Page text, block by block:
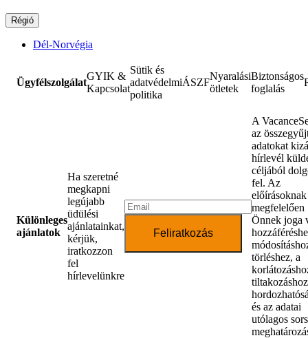
Régió
Dél-Norvégia
Ügyfélszolgálat
GYIK &
Kapcsolat
Sütik és
adatvédelmi
politika
ÁSZF
Nyaralási
ötletek
Biztonságos
foglalás
Különleges
ajánlatok
Ha szeretné
megkapni
legújabb
üdülési
ajánlatainkat,
kérjük,
iratkozzon
fel
hírlevelünkre
Feliratkozás
A
az
adatokat
hírlevél
céljából
fel. Az
előírásoknak
megfelelően
Önnek joga
törléshez, a
és az adatai
utólagos